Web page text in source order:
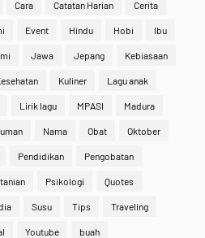
Cara Catatan Harian Cerita
Event Hindu Hobi Ibu
Jawa Jepang Kebiasaan
Kuliner Lagu anak
Lirik lagu MPASI Madura
Nama Obat Oktober
Pendidikan Pengobatan
Psikologi Quotes
Susu Tips Traveling
Youtube buah